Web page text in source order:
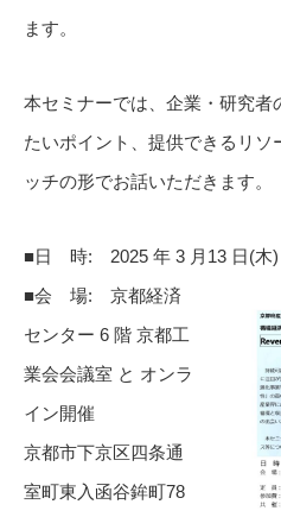
ます。
本セミナーでは、企業・研究者
たいポイント、提供できるリ
ッチの形でお話いただきます。
■日 時: 2025 年 3 月13 日(木)
■会 場: 京都経済
センター 6 階 京都工
業会会議室 と オンラ
イン開催
京都市下京区四条通
室町東入函谷鉾町78